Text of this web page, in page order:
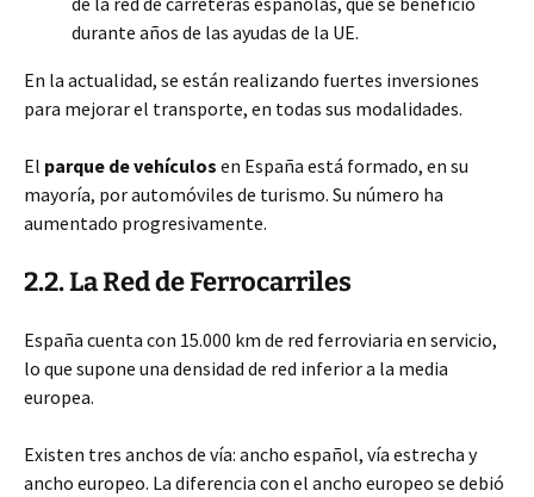
durante años de las ayudas de la UE.
En la actualidad, se están realizando fuertes inversiones
para mejorar el transporte, en todas sus modalidades.
El parque de vehículos en España está formado, en su
mayoría, por automóviles de turismo. Su número ha
aumentado progresivamente.
2.2. La Red de Ferrocarriles
España cuenta con 15.000 km de red ferroviaria en servicio,
lo que supone una densidad de red inferior a la media
europea.
Existen tres anchos de vía: ancho español, vía estrecha y
ancho europeo. La diferencia con el ancho europeo se debió